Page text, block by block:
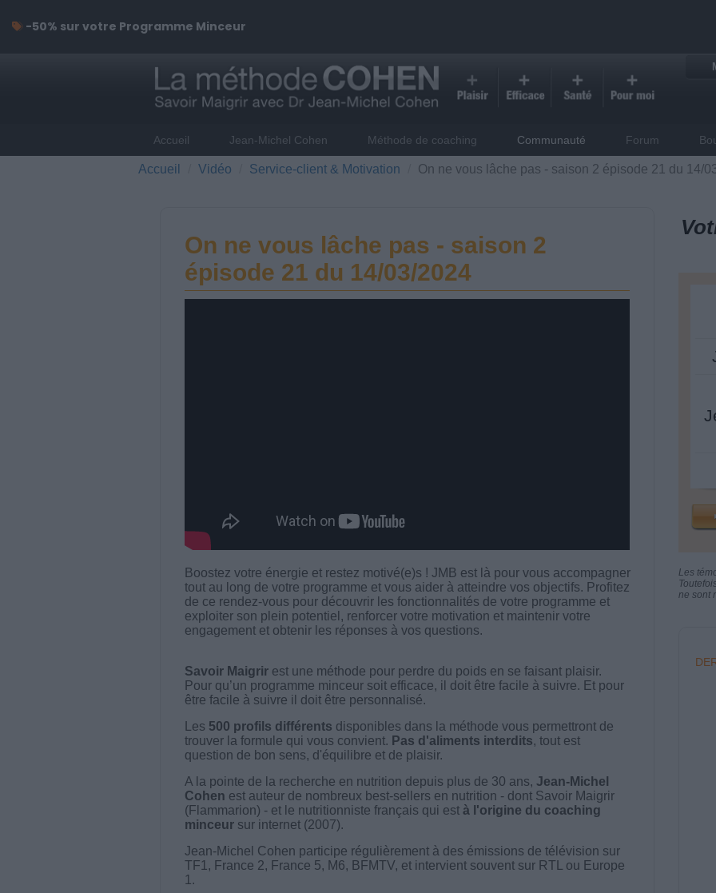
Accueil Jean-Michel Cohen Méthode de coaching Communauté Forum
Accueil Vidéo Service-client & Motivation On ne vous lâche pas - saison 2 épisode 21 du 14/
On ne vous lâche pas - saison 2
épisode 21 du 14/03/2024
Boostez votre énergie et restez motivé(e)s ! JMB est là pour vous accompagner
tout au long de votre programme et vous aider à atteindre vos objectifs. Profitez
de ce rendez-vous pour découvrir les fonctionnalités de votre programme et
exploiter son plein potentiel, renforcer votre motivation et maintenir votre
engagement et obtenir les réponses à vos questions.
Savoir Maigrirest une méthode pour perdre du poids en se faisant plaisir.
Pour qu’un programme minceur soit efficace, il doit être facile à suivre. Et pour
être facile à suivre il doit être personnalisé.
Les 500 profils différents disponibles dans la méthode vous permettront de
trouver la formule qui vous convient. Pas d'aliments interdits, tout est
question de bon sens, d'équilibre et de plaisir.
A la pointe de la recherche en nutrition depuis plus de 30 ans, Jean-Michel
Cohen est auteur de nombreux best-sellers en nutrition - dont Savoir Maigrir
(Flammarion) - et le nutritionniste français qui est à l'origine du coaching
minceursur internet (2007).
Jean-Michel Cohen participe régulièrement à des émissions de télévision sur
TF1, France 2, France 5, M6, BFMTV, et intervient souvent sur RTL ou Europe
1.
Les
ne sont
-50% sur votre Programme Minceur